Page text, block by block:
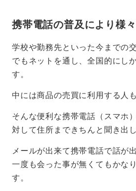
携帯電話の普及により様
学校や勤務先といった今までの
でもネットを通し、全国的にし
す。
中には商品の売買に利用する人
そんな便利な携帯電話（スマホ
対して住所まできちんと聞き出
メールが出来て携帯電話で話が
一度も会った事が無くてもかな
す。